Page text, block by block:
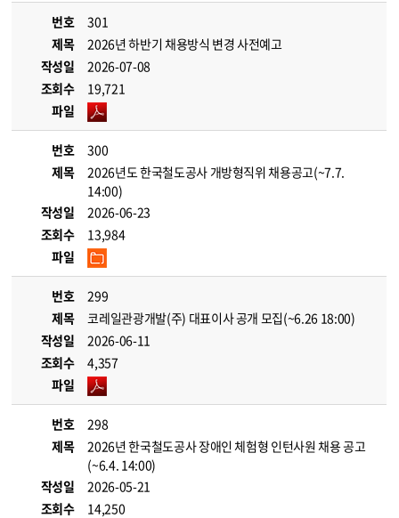
번호
301
제목
2026년 하반기 채용방식 변경 사전예고
작성일
2026-07-08
조회수
19,721
파일
번호
300
제목
2026년도 한국철도공사 개방형직위 채용공고(~7.7.
14:00)
작성일
2026-06-23
조회수
13,984
파일
번호
299
제목
코레일관광개발(주) 대표이사 공개 모집(~6.26 18:00)
작성일
2026-06-11
조회수
4,357
파일
번호
298
제목
2026년 한국철도공사 장애인 체험형 인턴사원 채용 공고
(~6.4. 14:00)
작성일
2026-05-21
조회수
14,250